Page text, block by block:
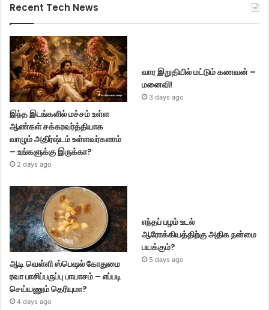
Recent Tech News
இந்த இடங்களில் மச்சம் உள்ள
ஆண்கள் சக்கரவர்த்தியாக
வாழும் அதிர்ஷ்டம் உள்ளவர்களாம்
– உங்களுக்கு இருக்கா?
2 days ago
வார இறுதியில் மட்டும் கணவன் –
மனைவி!
3 days ago
ஆடி வெள்ளி ஸ்பெஷல் கோதுமை
ரவா பாசிப்பருப்பு பாயாசம் – எப்படி
செய்யணும் தெரியுமா?
4 days ago
எந்தப் பழம் உடல்
ஆரோக்கியத்திற்கு அதிக நன்மை
பயக்கும்?
5 days ago